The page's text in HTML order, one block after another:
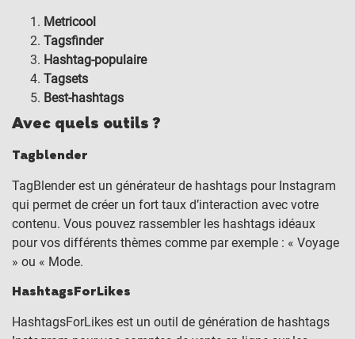
Metricool
Tagsfinder
Hashtag-populaire
Tagsets
Best-hashtags
Avec quels outils ?
Tagblender
TagBlender est un générateur de hashtags pour Instagram
qui permet de créer un fort taux d’interaction avec votre
contenu. Vous pouvez rassembler les hashtags idéaux
pour vos différents thèmes comme par exemple : « Voyage
» ou « Mode.
HashtagsForLikes
HashtagsForLikes est un outil de génération de hashtags